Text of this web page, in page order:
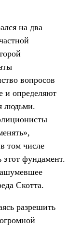
на два
вопросов
и определяют
людьми.
том числе
фундамент.
Скотта.
разрешить